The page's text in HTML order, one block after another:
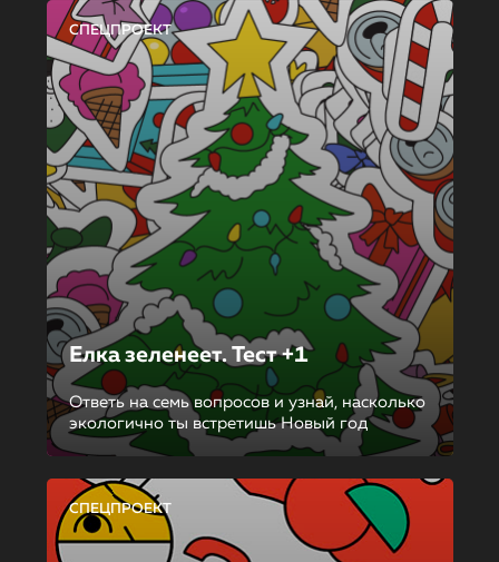
СПЕЦПРОЕКТ
Елка зеленеет. Тест +1
Ответь на семь вопросов и узнай, насколько
экологично ты встретишь Новый год
СПЕЦПРОЕКТ